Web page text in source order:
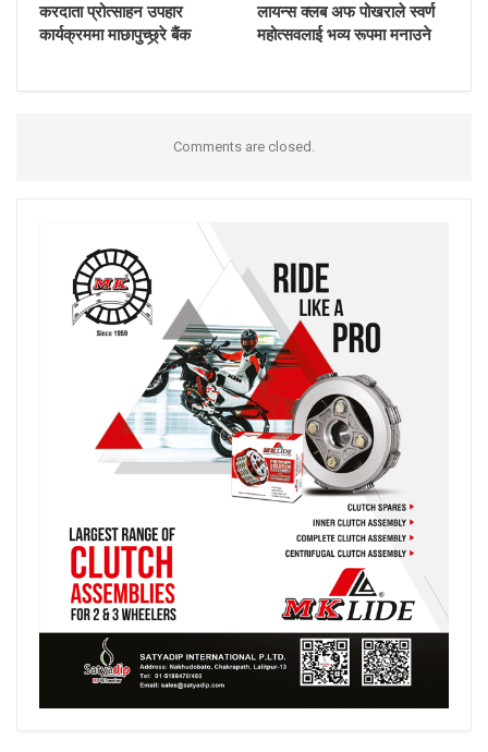
करदाता प्रोत्साहन उपहार
कार्यक्रममा माछापुच्छ्र्रे बैंक
लायन्स क्लब अफ पोखराले स्वर्ण
महोत्सवलाई भव्य रूपमा मनाउने
Comments are closed.